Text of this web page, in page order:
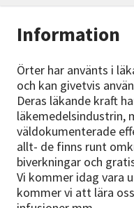
Information
Örter har använts i
och kan givetvis
Deras läkande kraft
läkemedelsindustrin,
väldokumenterade
allt- de finns runt
biverkningar och
Vi kommer idag vara
kommer vi att lära